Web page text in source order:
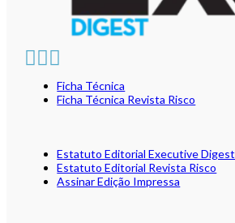
Ficha Técnica
Ficha Técnica Revista Risco
Estatuto Editorial Executive Digest
Estatuto Editorial Revista Risco
Assinar Edição Impressa